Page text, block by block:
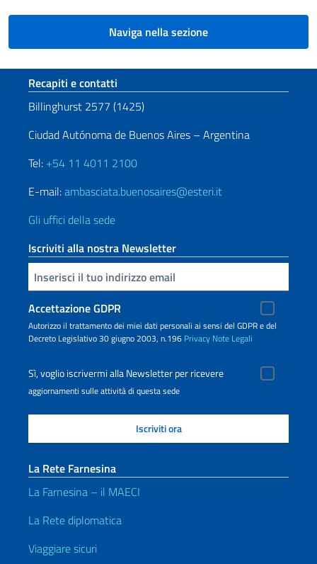
Naviga nella sezione
Sezione footer
Recapiti e contatti
Billinghurst 2577 (1425)
Ciudad Autónoma de Buenos Aires – Argentina
Tel: +54 11 4011 2100
E-mail:ambasciata.buenosaires@esteri.it
Gli uffici della sede
Iscriviti alla nostra Newsletter
Inserisci la tua email
Accettazione GDPR
Autorizzo il trattamento dei miei dati personali ai sensi del GDPR e del
Decreto Legislativo 30 giugno 2003, n.196 Privacy Note Legali
Sì, voglio iscrivermi alla Newsletter per ricevere
aggiornamenti sulle attività di questa sede
La Rete Farnesina
La Farnesina – il MAECI
La Rete diplomatica
Viaggiare sicuri